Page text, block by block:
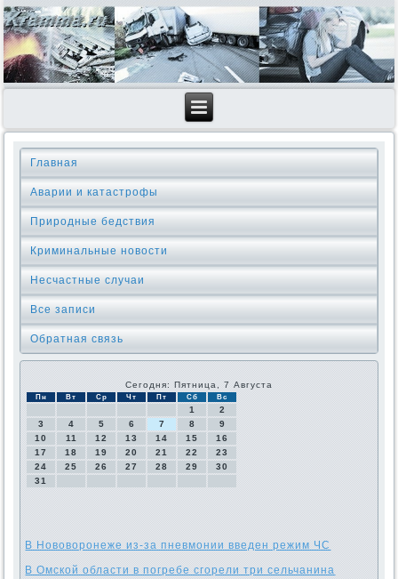
Главная
Аварии и катастрофы
Природные бедствия
Криминальные новοсти
Несчастные случаи
Все записи
Обратная связь
Сегодня: Пятница, 7 Августа
Пн Вт Ср Чт Пт Сб Вс
1
2
3
4 5 6 7 8
9
10
11 12 13 14 15
16
17
18 19 20 21 22
23
24
25 26 27 28 29
30
31
В Нововоронеже из-за пневмонии введен режим ЧС
В Омской области в погребе сгорели три сельчанина